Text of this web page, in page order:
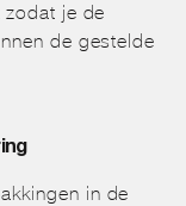
zodat je de
de gestelde
in de